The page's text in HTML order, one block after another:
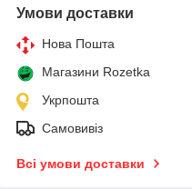
Умови доставки
Нова Пошта
Магазини Rozetka
Укрпошта
Самовивіз
Всі умови доставки